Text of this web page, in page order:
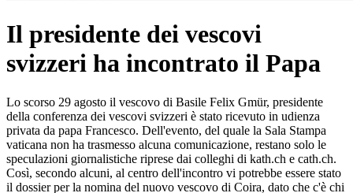
Il presidente dei vescovi
svizzeri ha incontrato il Papa
Lo scorso 29 agosto il vescovo di Basile Felix Gmür, presidente
della conferenza dei vescovi svizzeri è stato ricevuto in udienza
privata da papa Francesco. Dell'evento, del quale la Sala Stampa
vaticana non ha trasmesso alcuna comunicazione, restano solo le
speculazioni giornalistiche riprese dai colleghi di kath.ch e cath.ch.
Così, secondo alcuni, al centro dell'incontro vi potrebbe essere stato
il dossier per la nomina del nuovo vescovo di Coira, dato che c'è chi